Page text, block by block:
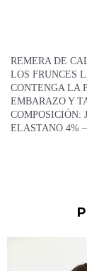
REMERA DE
LOS FRUNCES
CONTENGA LA
EMBARAZO Y
COMPOSICIÓN:
ELASTANO 4%